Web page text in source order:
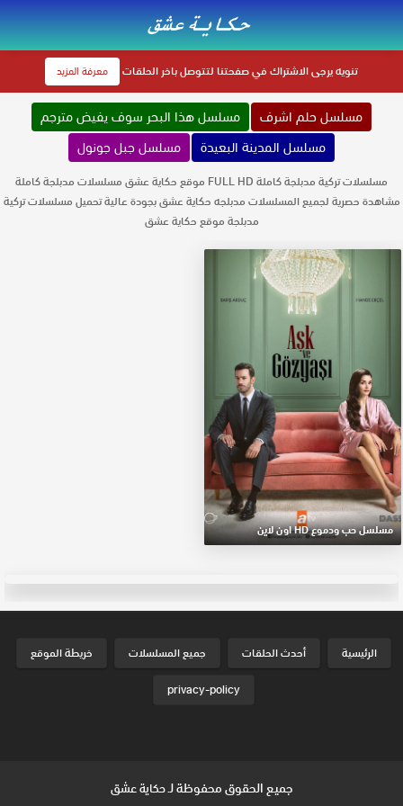
تنويهيرجى الاشتراك في صفحتنا لتتوصل باخر الحلقات معرفة المزيد
مسلسل حلم اشرف
مسلسل هذا البحر سوف يفيض مترجم
مسلسل المدينة البعيدة
مسلسل جبل جونول
مسلسلات تركية مدبلجة كاملة FULL HD موقع حكاية عشق مسلسلات مدبلجة كاملة
مشاهدة حصرية لجميع المسلسلات مدبلجه حكاية عشق بجودة عالية تحميل مسلسلات تركية
مدبلجة موقع حكاية عشق
مسلسل حب ودموع HD اون لاين
الرئيسية أحدث الحلقات جميع المسلسلات
خريطة الموقع
privacy-policy
جميع الحقوق محفوظة لـحكاية عشق